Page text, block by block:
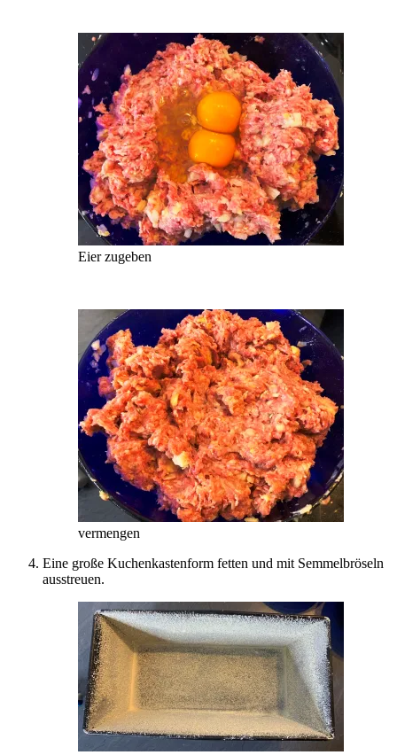
Eier zugeben
vermengen
Eine große Kuchenkastenform fetten und mit Semmelbröseln
ausstreuen.